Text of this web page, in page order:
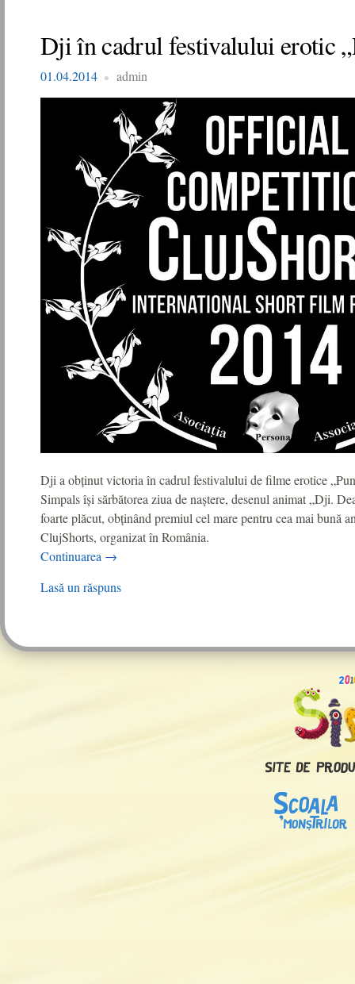
Dji în cadrul festivalului erotic
01.04.2014 admin
Dji a obținut victoria în cadrul festivalului de filme erotice
Simpals își sărbătorea ziua de naștere, desenul animat „Dji.
foarte plăcut, obținând premiul cel mare pentru cea mai bună
ClujShorts, organizat în România.
Continuarea →
Lasă un răspuns